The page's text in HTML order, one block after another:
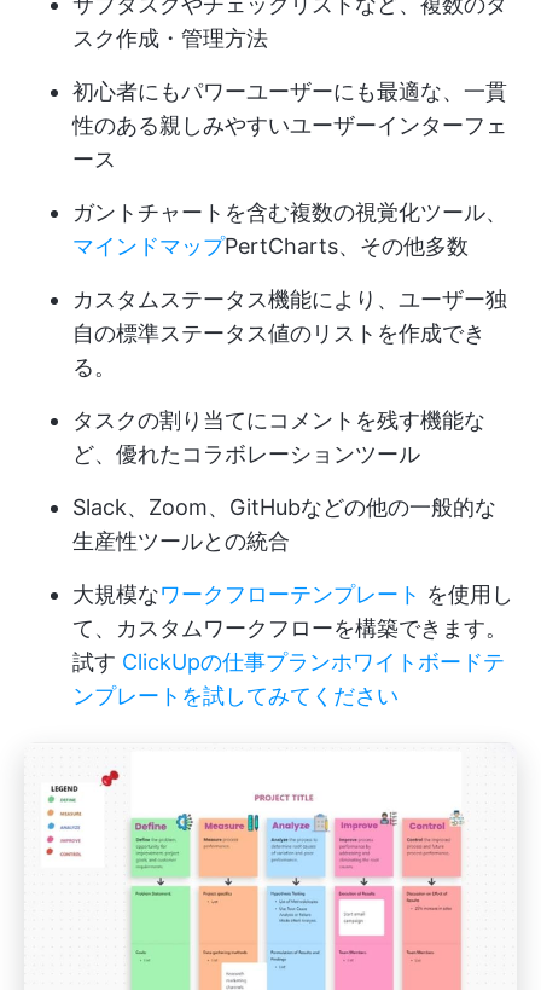
スク作成・管理方法
初心者にもパワーユーザーにも最適な、一貫
性のある親しみやすいユーザーインターフェ
ース
ガントチャートを含む複数の視覚化ツール、
マインドマップPertCharts、その他多数
カスタムステータス機能により、ユーザー独
自の標準ステータス値のリストを作成でき
る。
タスクの割り当てにコメントを残す機能な
ど、優れたコラボレーションツール
Slack、Zoom、GitHubなどの他の一般的な
生産性ツールとの統合
大規模なワークフローテンプレート を使用し
て、カスタムワークフローを構築できます。
試す ClickUpの仕事プランホワイトボードテ
ンプレートを試してみてください